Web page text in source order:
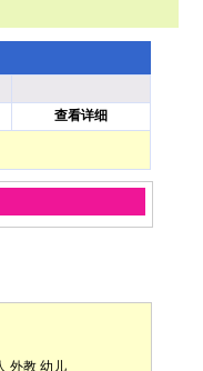
查看详细
外教 幼儿